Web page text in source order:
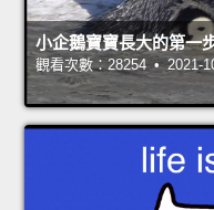
小企鵝寶寶長大的第一
觀看次數：28254 • 2021-